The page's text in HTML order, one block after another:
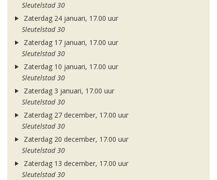
Sleutelstad 30
Zaterdag 24 januari, 17.00 uur
Sleutelstad 30
Zaterdag 17 januari, 17.00 uur
Sleutelstad 30
Zaterdag 10 januari, 17.00 uur
Sleutelstad 30
Zaterdag 3 januari, 17.00 uur
Sleutelstad 30
Zaterdag 27 december, 17.00 uur
Sleutelstad 30
Zaterdag 20 december, 17.00 uur
Sleutelstad 30
Zaterdag 13 december, 17.00 uur
Sleutelstad 30